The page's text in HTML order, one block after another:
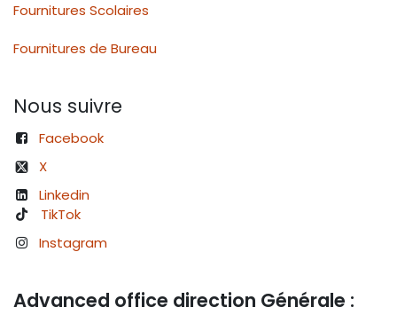
Fournitures Scolaires
Fournitures de Bureau
Nous suivre
Facebook
X
Linkedin
TikTok
Instagram
Advanced office direction Générale :